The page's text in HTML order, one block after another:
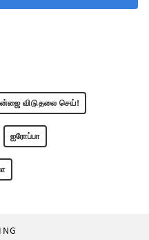
விடுதலை செய்!
ஐரோப்பா